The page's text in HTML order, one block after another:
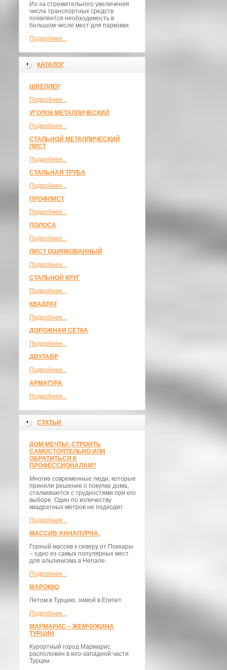
Из-за стремительного увеличения
числа транспортных средств
появляется необходимость в
большом числе мест для парковки.
Подробнее...
КАТАЛОГ
ШВЕЛЛЕР
Подробнее...
УГОЛОК МЕТАЛЛИЧЕСКИЙ
Подробнее...
СТАЛЬНОЙ МЕТАЛЛИЧЕСКИЙ
ЛИСТ
Подробнее...
СТАЛЬНАЯ ТРУБА
Подробнее...
ПРОФЛИСТ
Подробнее...
ПОЛОСА
Подробнее...
ЛИСТ ОЦИНКОВАННЫЙ
Подробнее...
СТАЛЬНОЙ КРУГ
Подробнее...
КВАДРАТ
Подробнее...
ДОРОЖНАЯ СЕТКА
Подробнее...
ДВУТАВР
Подробнее...
АРМАТУРА
Подробнее...
СТАТЬИ
ДОМ МЕЧТЫ: СТРОИТЬ
САМОСТОЯТЕЛЬНО ИЛИ
ОБРАТИТЬСЯ К
ПРОФЕССИОНАЛАМ?
Многие современные люди, которые
приняли решение о покупке дома,
сталкиваются с трудностями при его
выборе. Один по количеству
квадратных метров не подходит
Подробнее...
МАССИВ АННАПУРНА.
Горный массив к северу от Покхары
– одно из самых популярных мест
для альпинизма в Непале.
Подробнее...
МАРОККО
Летом в Турцию, зимой в Египет.
Подробнее...
МАРМАРИС – ЖЕМЧУЖИНА
ТУРЦИИ
Курортный город Мармарис
расположен в юго-западной части
Турции.